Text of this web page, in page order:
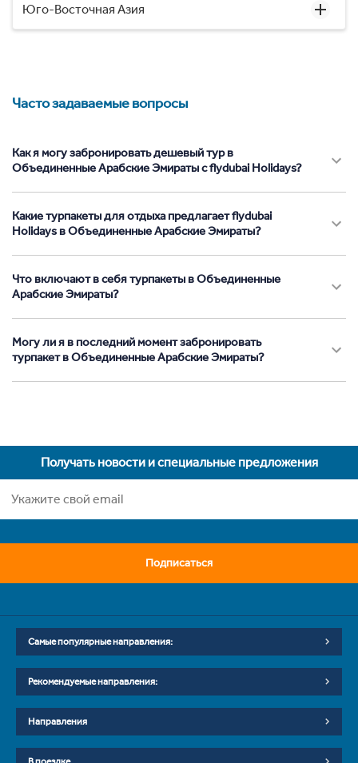
Юго-Восточная Азия
Часто задаваемые вопросы
Как я могу забронировать дешевый тур в
Объединенные Арабские Эмираты с flydubai Holidays?
Какие турпакеты для отдыха предлагает flydubai
Holidays в Объединенные Арабские Эмираты?
Что включают в себя турпакеты в Объединенные
Арабские Эмираты?
Могу ли я в последний момент забронировать
турпакет в Объединенные Арабские Эмираты?
Получать новости и специальные предложения
Подписаться
Самые популярные направления:
Рекомендуемые направления:
Направления